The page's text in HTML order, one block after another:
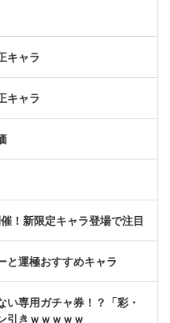
キャラ
キャラ
！新限定キャラ登場で注目
と運極おすすめキャラ
い専用ガチャ券！？「彩・
引きｗｗｗｗｗ